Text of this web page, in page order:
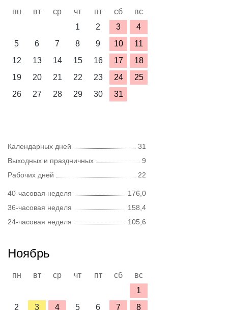
пн вт ср чт пт сб
вс
1
2 3
4
5
6 7 8 9 10
11
12
13 14 15 16 17
18
19
20 21 22 23 24
25
26
27 28 29 30 31
Календарных дней
31
Выходных и праздничных
9
Рабочих дней
22
40-часовая неделя
176,0
36-часовая неделя
158,4
24-часовая неделя
105,6
Ноябрь
пн вт ср чт пт сб
вс
1
2
3 4 5 6 7 8